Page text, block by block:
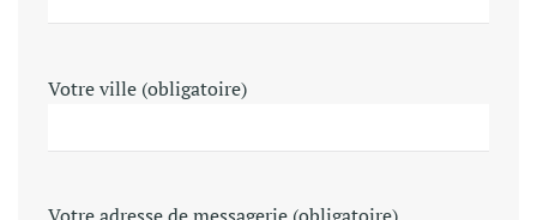
Votre ville (obligatoire)